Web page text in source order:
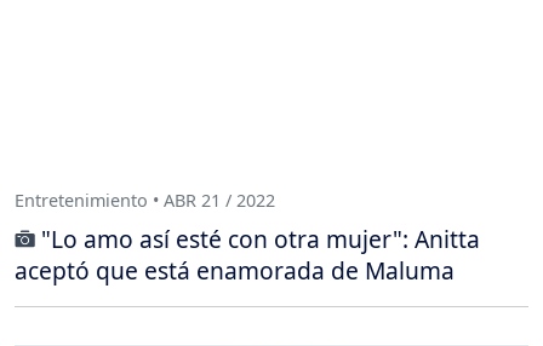
Entretenimiento • ABR 21 / 2022
"Lo amo así esté con otra mujer": Anitta
aceptó que está enamorada de Maluma